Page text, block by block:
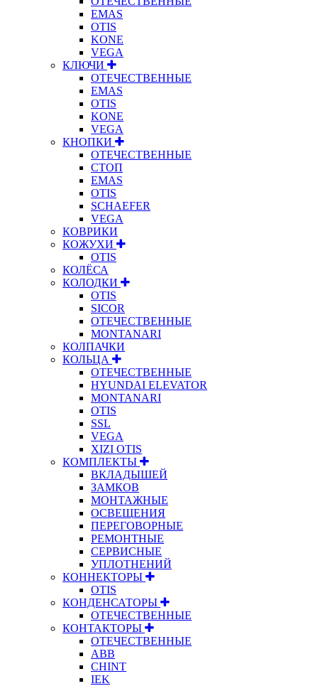
EMAS
OTIS
KONE
VEGA
КЛЮЧИ
ОТЕЧЕСТВЕННЫЕ
EMAS
OTIS
KONE
VEGA
КНОПКИ
ОТЕЧЕСТВЕННЫЕ
СТОП
EMAS
OTIS
SCHAEFER
VEGA
КОВРИКИ
КОЖУХИ
OTIS
КОЛЁСА
КОЛОДКИ
OTIS
SICOR
ОТЕЧЕСТВЕННЫЕ
MONTANARI
КОЛПАЧКИ
КОЛЬЦА
ОТЕЧЕСТВЕННЫЕ
HYUNDAI ELEVATOR
MONTANARI
OTIS
SSL
VEGA
XIZI OTIS
КОМПЛЕКТЫ
ВКЛАДЫШЕЙ
ЗАМКОВ
МОНТАЖНЫЕ
ОСВЕЩЕНИЯ
ПЕРЕГОВОРНЫЕ
РЕМОНТНЫЕ
СЕРВИСНЫЕ
УПЛОТНЕНИЙ
КОННЕКТОРЫ
OTIS
КОНДЕНСАТОРЫ
ОТЕЧЕСТВЕННЫЕ
КОНТАКТОРЫ
ОТЕЧЕСТВЕННЫЕ
ABB
CHINT
IEK